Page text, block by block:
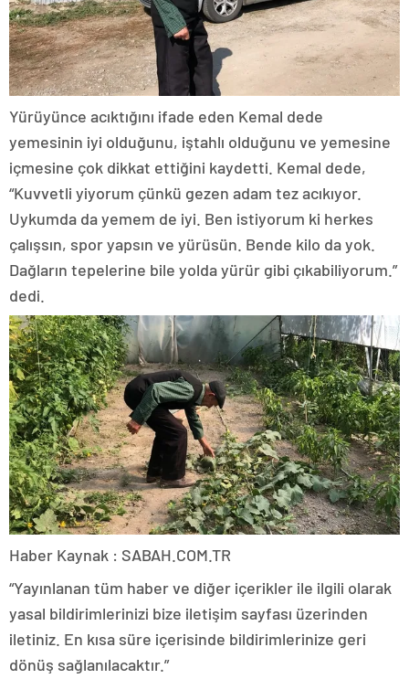
Yürüyünce acıktığını ifade eden Kemal dede
yemesinin iyi olduğunu, iştahlı olduğunu ve yemesine
içmesine çok dikkat ettiğini kaydetti. Kemal dede,
“Kuvvetli yiyorum çünkü gezen adam tez acıkıyor.
Uykumda da yemem de iyi. Ben istiyorum ki herkes
çalışsın, spor yapsın ve yürüsün. Bende kilo da yok.
Dağların tepelerine bile yolda yürür gibi çıkabiliyorum.”
dedi.
Haber Kaynak : SABAH.COM.TR
“Yayınlanan tüm haber ve diğer içerikler ile ilgili olarak
yasal bildirimlerinizi bize iletişim sayfası üzerinden
iletiniz. En kısa süre içerisinde bildirimlerinize geri
dönüş sağlanılacaktır.”